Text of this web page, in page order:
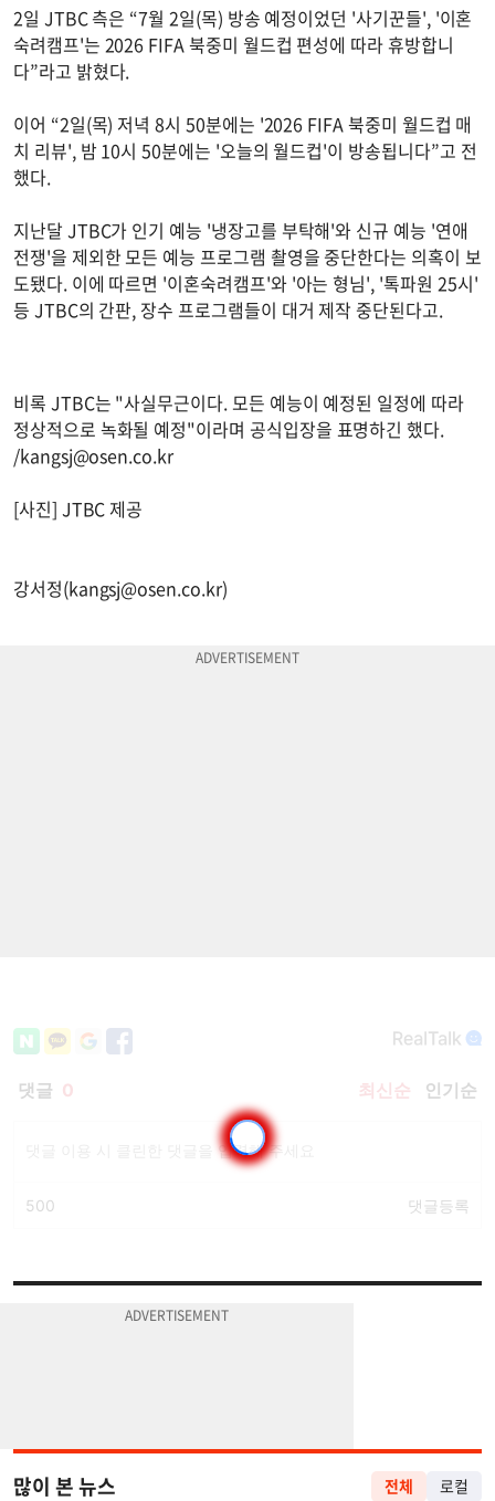
2일 JTBC 측은 “7월 2일(목) 방송 예정이었던 '사기꾼들', '이혼
숙려캠프'는 2026 FIFA 북중미 월드컵 편성에 따라 휴방합니
다”라고 밝혔다.
이어 “2일(목) 저녁 8시 50분에는 '2026 FIFA 북중미 월드컵 매
치 리뷰', 밤 10시 50분에는 '오늘의 월드컵'이 방송됩니다”고 전
했다.
지난달 JTBC가 인기 예능 '냉장고를 부탁해'와 신규 예능 '연애
전쟁'을 제외한 모든 예능 프로그램 촬영을 중단한다는 의혹이 보
도됐다. 이에 따르면 '이혼숙려캠프'와 '아는 형님', '톡파원 25시'
등 JTBC의 간판, 장수 프로그램들이 대거 제작 중단된다고.
비록 JTBC는 "사실무근이다. 모든 예능이 예정된 일정에 따라
정상적으로 녹화될 예정"이라며 공식입장을 표명하긴 했다.
/kangsj@osen.co.kr
[사진] JTBC 제공
강서정(kangsj@osen.co.kr)